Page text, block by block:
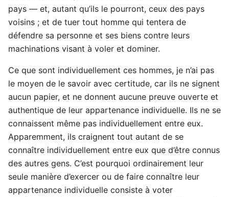
pays — et, autant qu’ils le pourront, ceux des pays
voisins ; et de tuer tout homme qui tentera de
défendre sa personne et ses biens contre leurs
machinations visant à voler et dominer.
Ce que sont individuellement ces hommes, je n’ai pas
le moyen de le savoir avec certitude, car ils ne signent
aucun papier, et ne donnent aucune preuve ouverte et
authentique de leur appartenance individuelle. Ils ne se
connaissent même pas individuellement entre eux.
Apparemment, ils craignent tout autant de se
connaître individuellement entre eux que d’être connus
des autres gens. C’est pourquoi ordinairement leur
seule manière d’exercer ou de faire connaître leur
appartenance individuelle consiste à voter